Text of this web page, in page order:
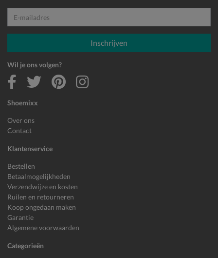
Shoemixx
Over ons
Contact
Klantenservice
Bestellen
Betaalmogelijkheden
Verzendwijze en kosten
Ruilen en retourneren
Koop ongedaan maken
Garantie
Algemene voorwaarden
Categorieën
E-mailadres
Inschrijven
Wil je ons volgen?